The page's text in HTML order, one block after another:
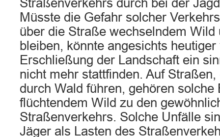
Straßenverkehrs durch bei der
Müsste die Gefahr solcher
über die Straße wechselndem Wild
bleiben, könnte angesichts
Erschließung der Landschaft ein
nicht mehr stattfinden. Auf
durch Wald führen, gehören solche
flüchtendem Wild zu den
Straßenverkehrs. Solche Unfälle
Jäger als Lasten des